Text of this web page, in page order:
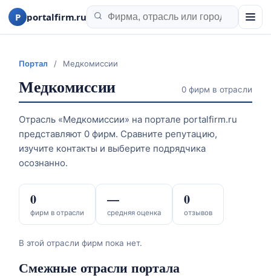
P portalfirm.ru
Портал / Медкомиссии
Медкомиссии 0 фирм в отрасли
Отрасль «Медкомиссии» на портале portalfirm.ru
представляют 0 фирм. Сравните репутацию,
изучите контакты и выберите подрядчика
осознанно.
фирм в отрасли
0
средняя оценка
—
отзывов
0
В этой отрасли фирм пока нет.
Смежные отрасли портала